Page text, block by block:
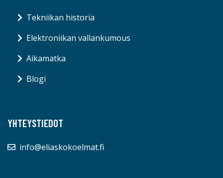
Tekniikan historia
Elektroniikan vallankumous
Aikamatka
Blogi
YHTEYSTIEDOT
info@eliaskokoelmat.fi